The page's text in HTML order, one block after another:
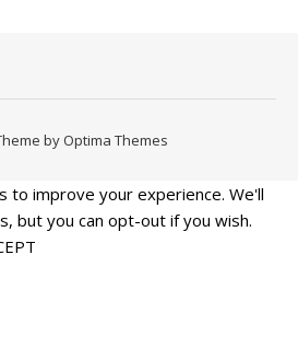
by Optima Themes
to improve your experience. We'll
but you can opt-out if you wish.